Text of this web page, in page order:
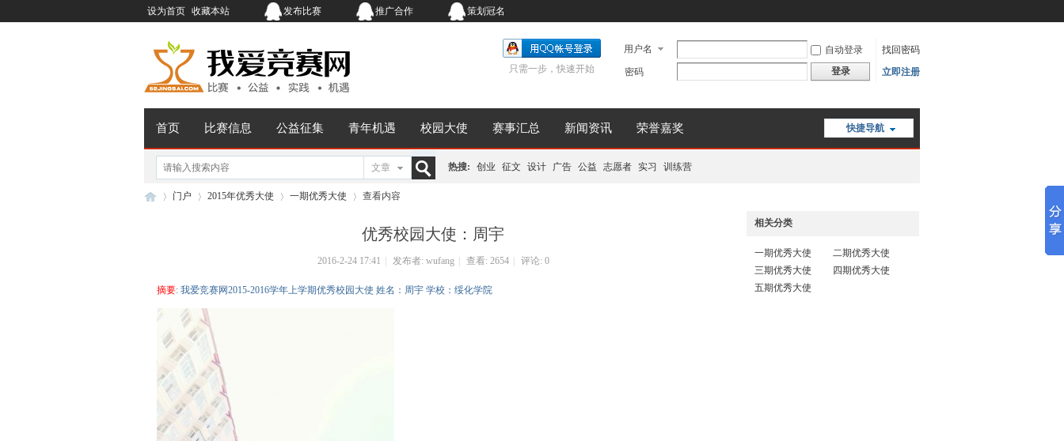
设为首页 收藏本站 发布比赛 推广合作 策划冠名
用户名 自动登录
找回密码
密码
登录 立即注册
只需一步，快速开始
快捷导航
首页 比赛信息 公益征集 青年机遇 校园大使 赛事汇总 新闻资讯 荣誉嘉奖
文章
索
热搜: 创业 征文 设计 广告 公益 志愿者 实习 训练营
门户 2015年优秀大使 一期优秀大使
›
查看内容
优秀校园大使：周宇
2016-2-24 17:41 发布者: wufang 查看: 2654 评论: 0
摘要: 我爱竞赛网2015-2016学年上学期优秀校园大使 姓名：周宇 学校：绥化学院
相关分类
一期优秀大使
二期优秀大使
三期优秀大使
四期优秀大使
五期优秀大使